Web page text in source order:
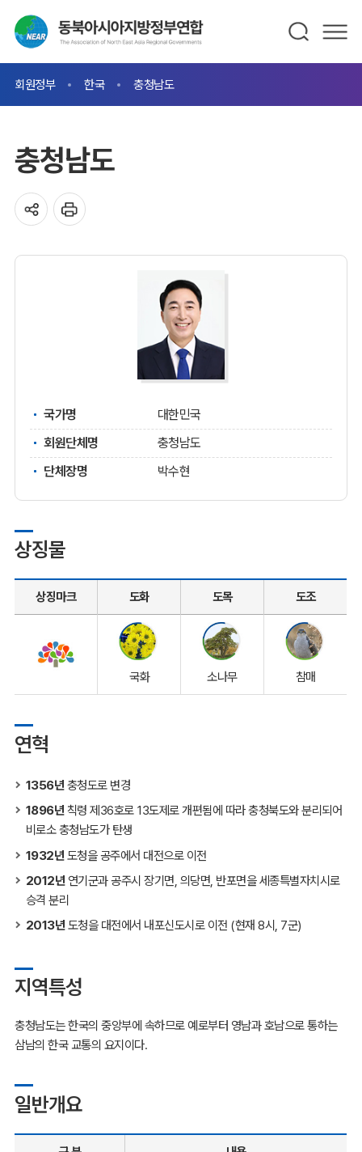
회원정부 한국 충청남도
충청남도
국가명
대한민국
회원단체명
충청남도
단체장명
박수현
상징물
상징마크 도화 도목 도조
국화 소나무 참매
연혁
1356년충청도로 변경
1896년칙령 제36호로 13도제로 개편됨에 따라 충청북도와 분리되어
비로소 충청남도가 탄생
1932년 도청을 공주에서 대전으로 이전
2012년 연기군과 공주시 장기면, 의당면, 반포면을 세종특별자치시로
승격 분리
2013년도청을 대전에서 내포신도시로 이전 (현재 8시, 7군)
지역특성
충청남도는 한국의 중앙부에 속하므로 예로부터 영남과 호남으로 통하는
삼남의 한국 교통의 요지이다.
일반개요